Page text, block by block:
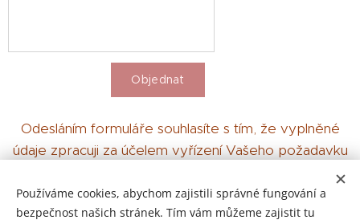
Objednat
Odesláním formuláře souhlasíte s tím, že vyplněné
údaje zpracuji za účelem vyřízení Vašeho požadavku
Používáme cookies, abychom zajistili správné fungování a
bezpečnost našich stránek. Tím vám můžeme zajistit tu